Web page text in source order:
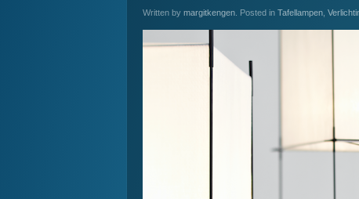
Written by margitkengen . Posted in Tafellampen